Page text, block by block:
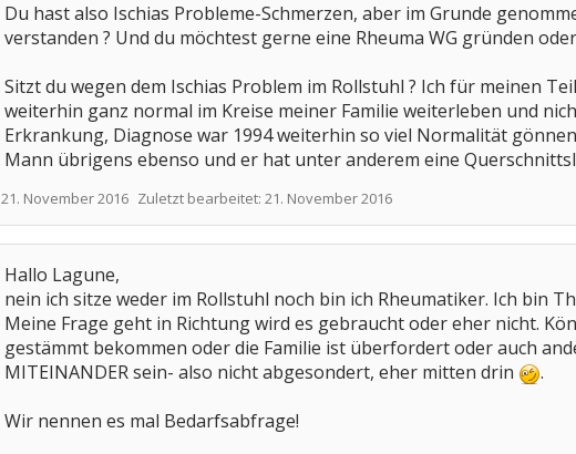
Du hast also Ischias Probleme-Schmerzen, aber im Grunde
verstanden ? Und du möchtest gerne eine Rheuma WG gründen
Sitzt du wegen dem Ischias Problem im Rollstuhl ? Ich für meinen
weiterhin ganz normal im Kreise meiner Familie weiterleben und
Erkrankung, Diagnose war 1994 weiterhin so viel Normalität
Mann übrigens ebenso und er hat unter anderem eine
21. November 2016 Zuletzt bearbeitet: 21. November 2016
Hallo Lagune,
nein ich sitze weder im Rollstuhl noch bin ich Rheumatiker. Ich bin
Meine Frage geht in Richtung wird es gebraucht oder eher nicht.
gestämmt bekommen oder die Familie ist überfordert oder auch
MITEINANDER sein- also nicht abgesondert, eher mitten drin
.
Wir nennen es mal Bedarfsabfrage!